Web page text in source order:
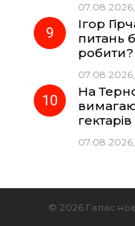
07.08.2026,
Ігор
питань
робити?
07.08.2026,
На
© 2026 Галас